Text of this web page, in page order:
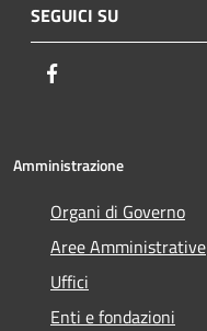
SEGUICI SU
Amministrazione
Organi di Governo
Aree Amministrative
Uffici
Enti e fondazioni